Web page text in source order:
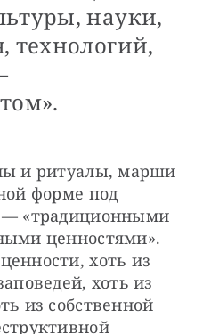
науки,
технологий,
и ритуалы, марши
форме под
— «традиционными
ценностями».
хоть из
хоть из
из собственной